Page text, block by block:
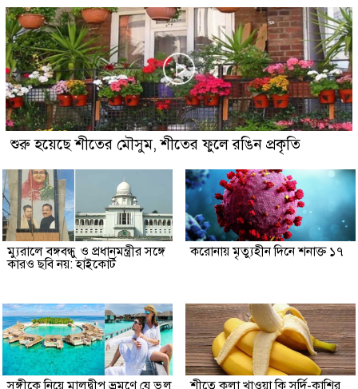
শুরু হয়েছে শীতের মৌসুম, শীতের ফুলে রঙিন প্রকৃতি
ম্যুরালে বঙ্গবন্ধু ও প্রধানমন্ত্রীর সঙ্গে
কারও ছবি নয়: হাইকোর্ট
করোনায় মৃত্যুহীন দিনে শনাক্ত ১৭
সঙ্গীকে নিয়ে মালদ্বীপ ভ্রমণে যে ভুল
শীতে কলা খাওয়া কি সর্দি-কাশির